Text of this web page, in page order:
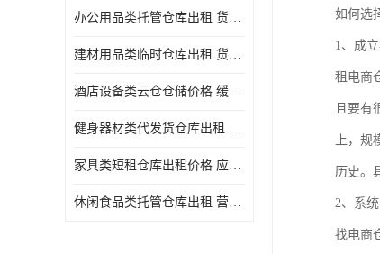
办公用品类托管仓库出租 货物装卸方便 电商仓储物流战略合作
建材用品类临时仓库出租 货物装卸方便 仓储供应链配套
酒店设备类云仓仓储价格 缓解企业储存压力 智能电商配套
健身器材类代发货仓库出租 租期灵活 新媒体平台配套
家具类短租仓库出租价格 应用广泛 智能电商配套
休闲食品类托管仓库出租 营造良好环境氛围 垂直电商配套
如何选
1、成
租电商
且要有
上，
历史。
2、系统
找电商